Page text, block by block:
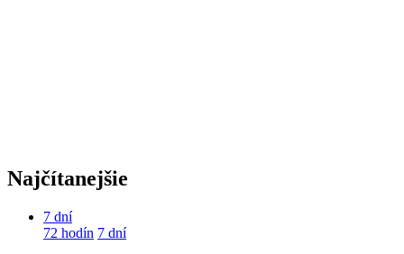
Najčítanejšie
7 dní
72 hodín 7 dní